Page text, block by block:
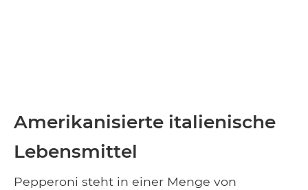
Amerikanisierte italienische
Lebensmittel
Pepperoni steht in einer Menge von